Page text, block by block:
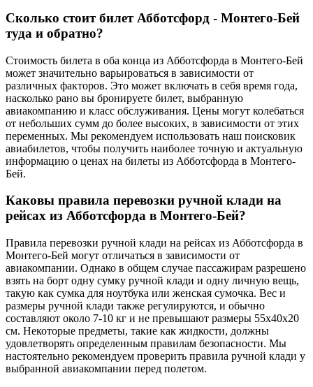
Сколько стоит билет Абботсфорд - Монтего-Бей
туда и обратно?
Стоимость билета в оба конца из Абботсфорда в Монтего-Бей
может значительно варьироваться в зависимости от
различных факторов. Это может включать в себя время года,
насколько рано вы бронируете билет, выбранную
авиакомпанию и класс обслуживания. Цены могут колебаться
от небольших сумм до более высоких, в зависимости от этих
переменных. Мы рекомендуем использовать наш поисковик
авиабилетов, чтобы получить наиболее точную и актуальную
информацию о ценах на билеты из Абботсфорда в Монтего-
Бей.
Каковы правила перевозки ручной клади на
рейсах из Абботсфорда в Монтего-Бей?
Правила перевозки ручной клади на рейсах из Абботсфорда в
Монтего-Бей могут отличаться в зависимости от
авиакомпании. Однако в общем случае пассажирам разрешено
взять на борт одну сумку ручной клади и одну личную вещь,
такую как сумка для ноутбука или женская сумочка. Вес и
размеры ручной клади также регулируются, и обычно
составляют около 7-10 кг и не превышают размеры 55x40x20
см. Некоторые предметы, такие как жидкости, должны
удовлетворять определенным правилам безопасности. Мы
настоятельно рекомендуем проверить правила ручной клади у
выбранной авиакомпании перед полетом.